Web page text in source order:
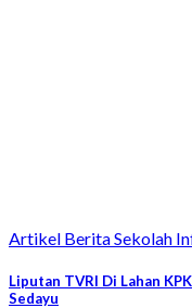
Artikel Berita Sekolah
Liputan TVRI Di Lahan
Sedayu